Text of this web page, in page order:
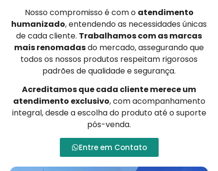
Nosso compromisso é com o atendimento
humanizado, entendendo as necessidades únicas
de cada cliente. Trabalhamos com as marcas
mais renomadasdo mercado, assegurando que
todos os nossos produtos respeitam rigorosos
padrões de qualidade e segurança.
Acreditamos que cada cliente merece um
atendimento exclusivo, com acompanhamento
integral, desde a escolha do produto até o suporte
pós-venda.
Entre em Contato